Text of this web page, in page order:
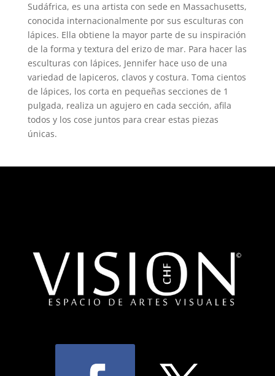
Sudáfrica, es una artista con sede en Massachusetts,
conocida internacionalmente por sus esculturas con
lápices. Ella obtiene la mayor parte de su inspiración
de la forma y textura del erizo de mar. Para hacer las
esculturas con lápices, Jennifer hace uso de una
variedad de lapiceros, clavos y costura. Toma cientos
de lápices, los corta en pequeñas secciones de 1
pulgada, realiza un agujero en cada sección, afila
todos y los cose juntos para crear estas piezas
únicas.